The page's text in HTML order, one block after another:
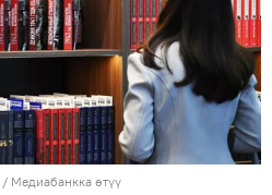
/ Медиабанкка өтүү